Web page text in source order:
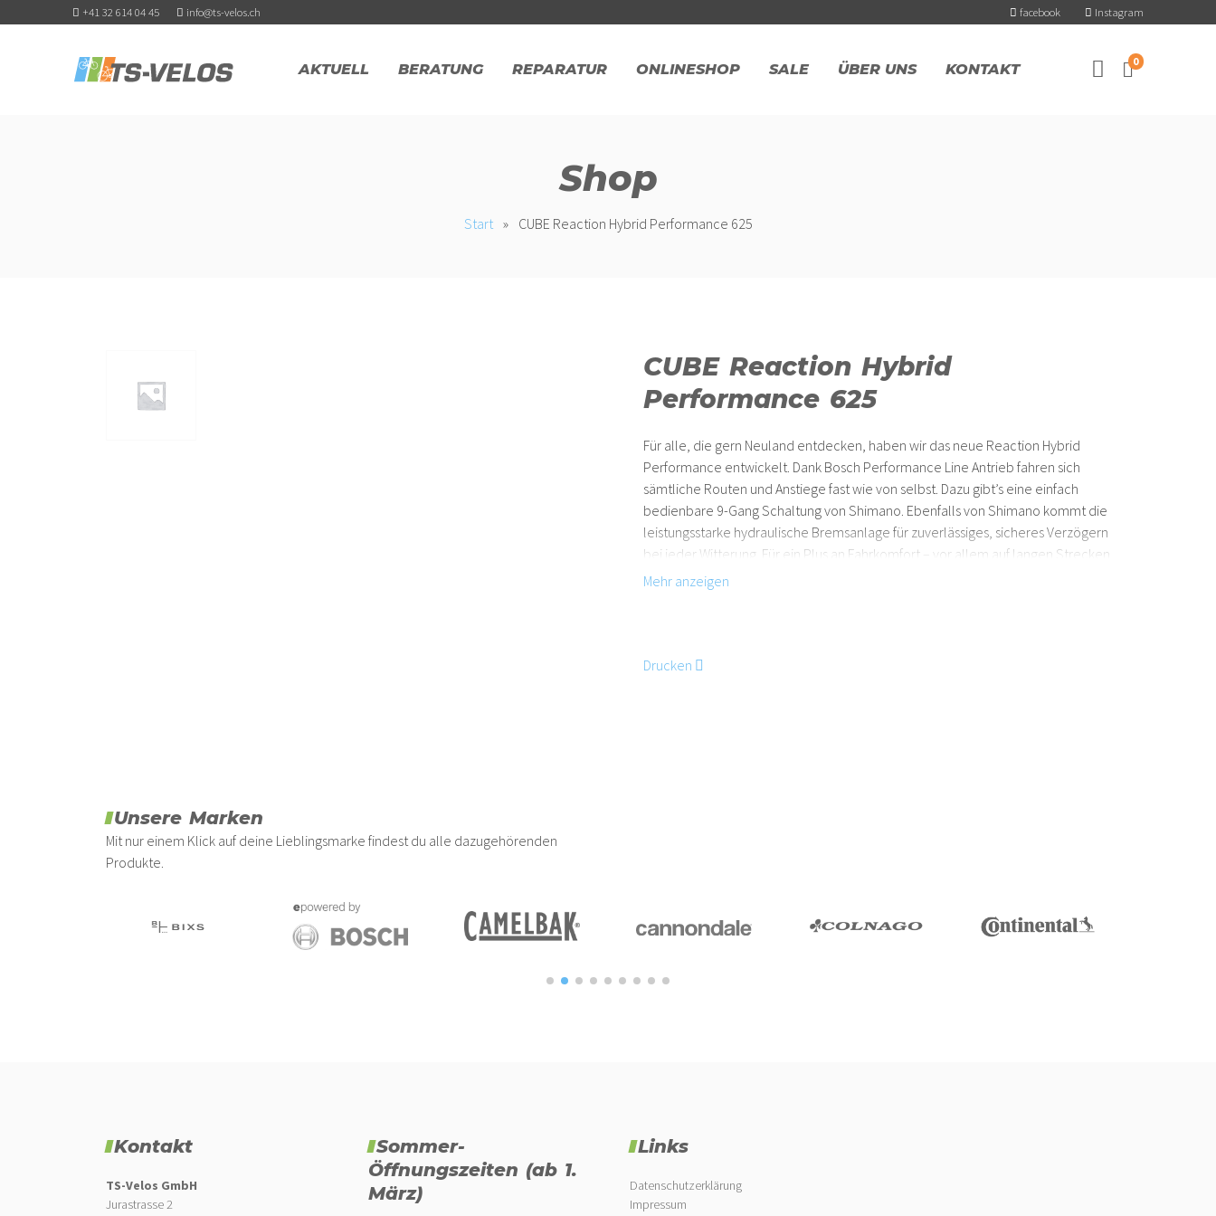
+41 32 614 04 45 info@ts-velos.ch facebook Instagram
AKTUELL BERATUNG REPARATUR ONLINESHOP SALE ÜBER UNS KONTAKT 0
Shop
Start » CUBE Reaction Hybrid Performance 625
CUBE Reaction Hybrid
Performance 625
Für alle, die gern Neuland entdecken, haben wir das neue Reaction Hybrid
Performance entwickelt. Dank Bosch Performance Line Antrieb fahren sich
sämtliche Routen und Anstiege fast wie von selbst. Dazu gibt’s eine einfach
bedienbare 9-Gang Schaltung von Shimano. Ebenfalls von Shimano kommt die
leistungsstarke hydraulische Bremsanlage für zuverlässiges, sicheres Verzögern
bei jeder Witterung. Für ein Plus an Fahrkomfort – vor allem auf langen Strecken
– sind die 100 mm Federgabel, der bequeme Sattel und Lock-On Griffe
Drucken
Unsere Marken
Mit nur einem Klick auf deine Lieblingsmarke findest du alle dazugehörenden
Produkte.
Kontakt
TS-Velos GmbH
Jurastrasse 2
Sommer-
Öffnungszeiten (ab 1.
März)
Links
Datenschutzerklärung
Impressum